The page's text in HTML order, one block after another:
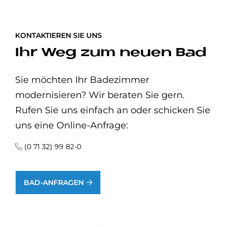
KONTAKTIEREN SIE UNS
Ihr Weg zum neuen Bad
Sie möchten Ihr Badezimmer
modernisieren? Wir beraten Sie gern.
Rufen Sie uns einfach an oder schicken Sie
uns eine Online-Anfrage:
(0 71 32) 99 82-0
BAD-ANFRAGEN